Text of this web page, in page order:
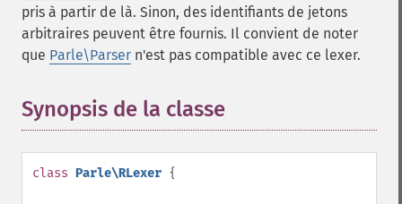
pris à partir de là. Sinon, des identifiants de jetons
arbitraires peuvent être fournis. Il convient de noter
que Parle\Parser n'est pas compatible avec ce lexer.
Synopsis de la classe
class Parle\RLexer {